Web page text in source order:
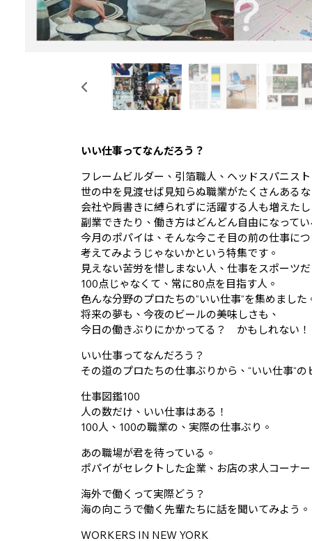
いい仕事ってなんだろう？
フレームビルダー、引箔職人、ヘッドスパニス
世の中を見渡せば見知らぬ職業がたくさんある
会社や肩書きに縛られずに活躍する人も増えた
副業できたり、働き方はどんどん自由になって
今月のポパイは、そんな今こそ目の前の仕事に
考えてみようじゃないかという特集です。
見えない苦労を惜しまない人、仕事をスポーツ
100点じゃなくて、常に80点を目指す人。
色んな分野のプロたちの“いい仕事“を集めました
将来の夢も、今夜のビールの美味しさも、
今日の働きぶりにかかってる？ かもしれない！
いい仕事ってなんだろう？
その道のプロたちの仕事ぶりから、“いい仕事“
仕事図鑑100
人の数だけ、いい仕事はある！
100人、100の職業の、実際の仕事ぶり。
あの職場が君を待っている。
ポパイがセレクトした企業、お店の求人コーナ
海外で働くって実際どう？
海の向こうで働く先輩たちに話を聞いてみよう。
WORKERS IN NEW YORK